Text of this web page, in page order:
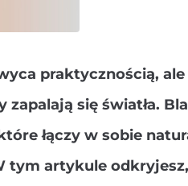
praktycznością,
zapalają się światła.
łączy w sobie
tym artykule